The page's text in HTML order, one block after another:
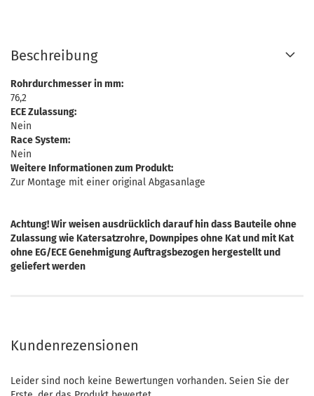
Beschreibung
Rohrdurchmesser in mm:
76,2
ECE Zulassung:
Nein
Race System:
Nein
Weitere Informationen zum Produkt:
Zur Montage mit einer original Abgasanlage
Achtung! Wir weisen ausdrücklich darauf hin dass Bauteile ohne
Zulassung wie Katersatzrohre, Downpipes ohne Kat und mit Kat
ohne EG/ECE Genehmigung Auftragsbezogen hergestellt und
geliefert werden
Kundenrezensionen
Leider sind noch keine Bewertungen vorhanden. Seien Sie der